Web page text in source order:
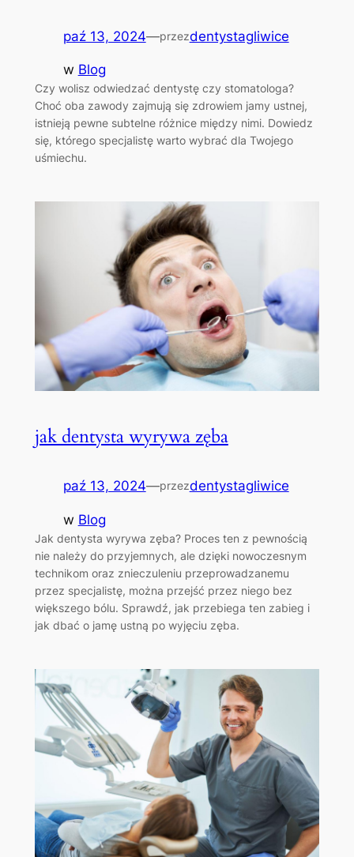
paź 13, 2024—przezdentystagliwice
w Blog
Czy wolisz odwiedzać dentystę czy stomatologa?
Choć oba zawody zajmują się zdrowiem jamy ustnej,
istnieją pewne subtelne różnice między nimi. Dowiedz
się, którego specjalistę warto wybrać dla Twojego
uśmiechu.
jak dentysta wyrywa zęba
paź 13, 2024—przezdentystagliwice
w Blog
Jak dentysta wyrywa zęba? Proces ten z pewnością
nie należy do przyjemnych, ale dzięki nowoczesnym
technikom oraz znieczuleniu przeprowadzanemu
przez specjalistę, można przejść przez niego bez
większego bólu. Sprawdź, jak przebiega ten zabieg i
jak dbać o jamę ustną po wyjęciu zęba.